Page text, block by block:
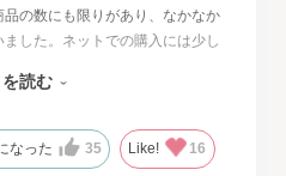
の数にも限りがあり、なかなか
した。ネットでの購入には少し
文したものはイメージと違って
れから長く自信をもって着用し
読む
なった 35 Like! 16